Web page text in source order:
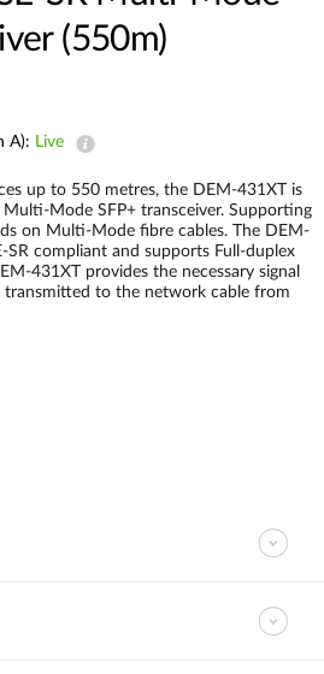
(550m)
A): Live
up to 550 metres, the DEM-431XT is
Mode SFP+ transceiver. Supporting
on Multi-Mode fibre cables. The DEM-
SR compliant and supports Full-duplex
431XT provides the necessary signal
to the network cable from